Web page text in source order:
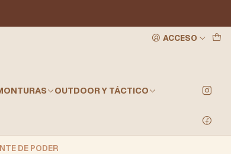
ACCESO
OUTDOOR Y TÁCTICO
DE PODER